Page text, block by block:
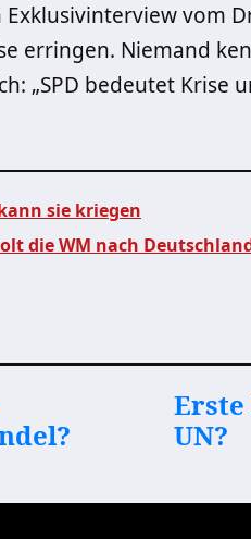
vom
erringen. Niemand
„SPD bedeutet Krise
sie kriegen
die WM nach
Erste
UN?